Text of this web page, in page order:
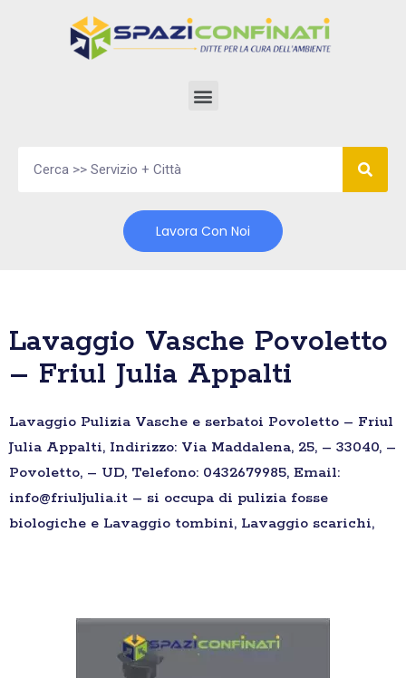
Lavora Con Noi
Lavaggio Vasche Povoletto
– Friul Julia Appalti
Lavaggio Pulizia Vasche e serbatoi Povoletto – Friul
Julia Appalti, Indirizzo: Via Maddalena, 25, – 33040, –
Povoletto, – UD, Telefono: 0432679985, Email:
info@friuljulia.it – si occupa di pulizia fosse
biologiche e Lavaggio tombini, Lavaggio scarichi,